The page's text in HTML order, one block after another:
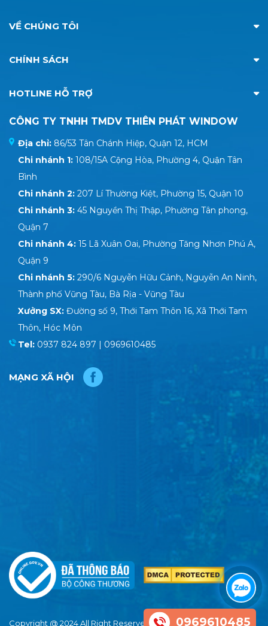
VỀ CHÚNG TÔI
CHÍNH SÁCH
HOTLINE HỖ TRỢ
CÔNG TY TNHH TMDV THIÊN PHÁT WINDOW
Địa chỉ: 86/53 Tân Chánh Hiệp, Quận 12, HCM
Chi nhánh 1: 108/15A Cộng Hòa, Phường 4, Quận Tân
Bình
Chi nhánh 2: 207 Lí Thường Kiệt, Phường 15, Quận 10
Chi nhánh 3: 45 Nguyền Thị Thập, Phường Tân phong,
Quận 7
Chi nhánh 4: 15 Lã Xuân Oai, Phường Tăng Nhơn Phú A,
Quận 9
Chi nhánh 5: 290/6 Nguyễn Hữu Cảnh, Nguyễn An Ninh,
Thành phố Vũng Tàu, Bà Rịa - Vũng Tàu
Xưởng SX: Đường số 9, Thới Tam Thôn 16, Xã Thới Tam
Thôn, Hóc Môn
Tel: 0937 824 897 | 0969610485
MẠNG XÃ HỘI
Copyright @ 2024 All Right Reserved 0969610485